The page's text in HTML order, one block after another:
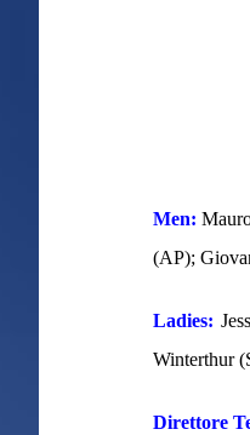
Men:
(AP);
Ladies:
Winterthur
Direttore